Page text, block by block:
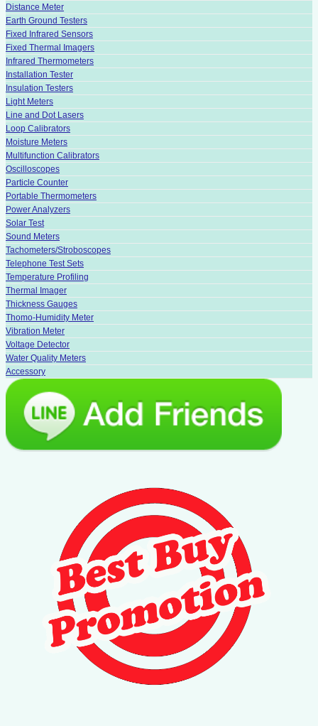
Distance Meter
Earth Ground Testers
Fixed Infrared Sensors
Fixed Thermal Imagers
Infrared Thermometers
Installation Tester
Insulation Testers
Light Meters
Line and Dot Lasers
Loop Calibrators
Moisture Meters
Multifunction Calibrators
Oscilloscopes
Particle Counter
Portable Thermometers
Power Analyzers
Solar Test
Sound Meters
Tachometers/Stroboscopes
Telephone Test Sets
Temperature Profiling
Thermal Imager
Thickness Gauges
Thomo-Humidity Meter
Vibration Meter
Voltage Detector
Water Quality Meters
Accessory